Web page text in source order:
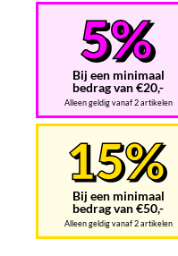
Bij een minimaal
bedrag van €20,-
Alleen geldig vanaf 2 artikelen
Bij een minimaal
bedrag van €50,-
Alleen geldig vanaf 2 artikelen